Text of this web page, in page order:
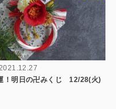
！明日の卍みくじ 12/28(火)